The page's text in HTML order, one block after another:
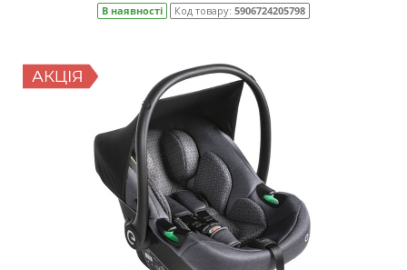
В наявності Код товару: 5906724205798